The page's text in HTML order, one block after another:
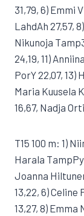
31,79, 6) Emmi
LahdAh 27,57,
Nikunoja
24,19, 11)
PorY 22,07, 13)
Maria Kuusela
16,67, Nadja
T15 100 m: 1)
Harala TampPy
Joanna
13,22, 6) Celine
13,27, 8) Emma